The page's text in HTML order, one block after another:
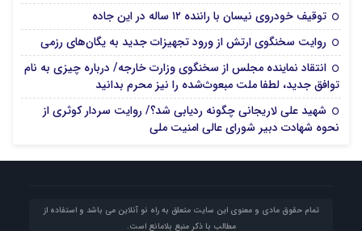
توقیف خودروی نیسان با راننده ۱۲ ساله در این جاده
روایت سخنگوی ارتش از ورود تجهیزات جدید به یگان‌های رزمی
انتقاد نماینده مجلس از سخنگوی وزارت خارجه/ درباره چیزی به نام
توافق جدید، لطفا ملت مبعوث‌شده را نیز محرم بدانید
شهید علی لاریجانی چگونه ردیابی شد؟/ روایت سردار کوثری از
نحوه شهادت دبیر شورای عالی امنیت ملی
تمام حقوق مادی و معنوی این سایت متعلق به راه نو آنلاین می باشد و استفاده از
مطالب با ذکر منبع بلامانع است.